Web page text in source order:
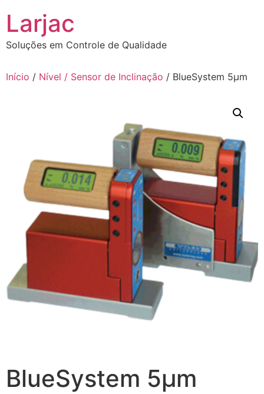
conteúdo
Larjac
Soluções em Controle de Qualidade
Início / Nível / Sensor de Inclinação / BlueSystem 5µm
BlueSystem 5µm